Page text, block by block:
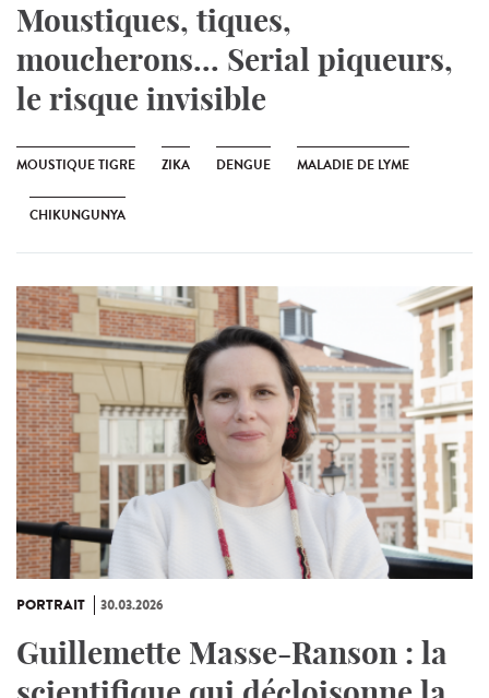
Moustiques, tiques,
moucherons... Serial piqueurs,
le risque invisible
MOUSTIQUE TIGRE ZIKA DENGUE MALADIE DE LYME
CHIKUNGUNYA
PORTRAIT 30.03.2026
Guillemette Masse-Ranson : la